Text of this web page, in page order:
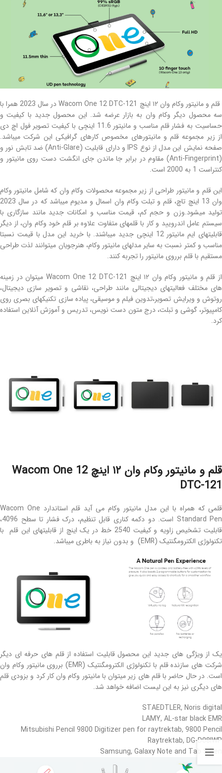
قلم و مانیتور وکام وان ۱۲ اینچ Wacom One 12 DTC-121 در سال 2023 همرا با
سه محصول دیگر وکام وان به بازار عرضه شد. این محصول جدید با کیفیت و
حساسیت به فشار قلم مناسب و مانیتور 11.6 اینچی با کیفیت تصویر فول اچ دی
از زیر مجموعه قلم و مانیتورهای مخصوص کارهای گرافیکی این شرکت میباشد.
صفحه نمایش این مدل از نوع IPS و دارای قابلیت (Anti-Glare) ضد تابش نور و
(Anti-Fingerprint) مقاوم در برابر جا ماندن جای انگشت دست روی مانیتور و
کنتراست 1 به 2000 است.
این قلم و مانیتور طراحی از زیر مجموعه محصولات وکام وان که شامل مانیتور وکام
وان 13 اینچ تاچ، قلم و تبلت
وکام وان اسمال
و مدیوم میباشد که در سال 2023
تولید میشود.وزن و حجم کم، قیمت مناسب و امکانات جدید مانند سازگاری با
سیستم عامل اندرویید و کار با قلمهای متفاوت علاوه بر قلم خود وکام وان، از دیگر
قابلیتهای ایم مانیتور 12 اینچی جدید میباشند. با خرید این مدل با قیمت نسبتا
مناسب و کمتر نسبت به سایر مدلهای مانیتور وکام، هنرجویان میتوانند لذت طراحی
مستقیم با قلم برروی مانیتور را تجربه کنند.
از قلم و مانیتور وکام وان ۱۲ اینچ Wacom One 12 DTC-121 میتوان در زمینه
های مختلف فعالیتهای دیجیتالی مانند طراحی، نقاشی و تصویر سازی دیجیتال،
روتوش و ویرایش تصویر،تدوین فیلم و موسیقی، پیاده سازی تکنیکهای بصری روی
کامپیوتر، گوشی و تبلت، درج متون دست نویس، تدریس و آموزش آنلاین استفاده
کرد.
قلم و مانیتور وکام وان ۱۲ اینچ Wacom One 12
DTC-121
قلمی که همراه با این مدل مانیتور وکام می آید قلم استاندارد Wacom One
Standard Pen است. دو دکمه کناری قابل تنظیم، درک فشار تا سطح 4096،
قابلیت تشخیص زاویه و کیفیت 2540 خط در یک اینچ از قابلیتهای این قلم با
تکنولوژی الکترومگنتیک (EMR) و بدون نیاز به باطری میباشد.
یک از ویژگی های جدید این محصول قابلیت استفاده از قلم های حرفه ای دیگر
شرکت های سازنده قلم با تکنولوژی الکترومگنتیک (EMR) برروی مانیتور وکام وان
است. در حال حاضر با قلم های زیر میتوان با مانیتور وکام وان کار کرد و بزودی قلم
های دیگری نیز به این لیست اضافه خواهد شد.
STAEDTLER, Noris digital
LAMY, AL-star black EMR
Mitsubishi Pencil 9800 Digitizer pen for raytrektab, 9800 Pencil
Raytrektab, DG-D08IWP
Samsung, Galaxy Note and Tab S Pen